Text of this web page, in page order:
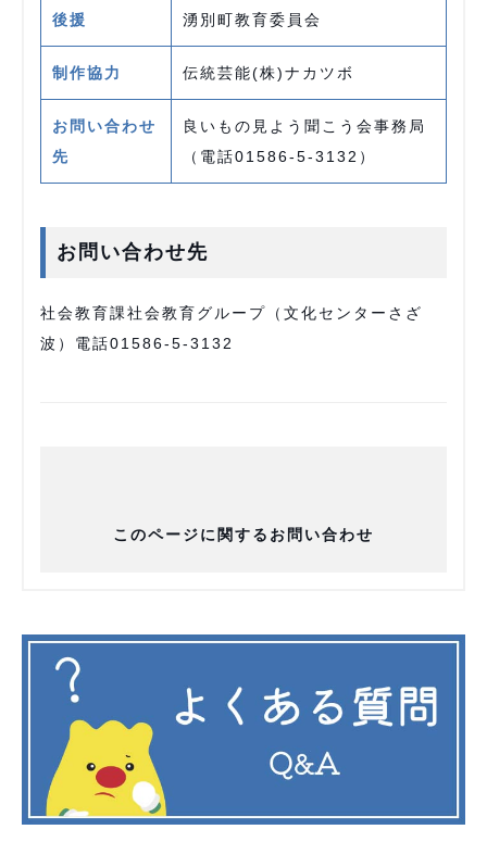
後援 湧別町教育委員会
制作協力 伝統芸能(株)ナカツボ
お問い合わせ
先
良いもの見よう聞こう会事務局
（電話01586-5-3132）
お問い合わせ先
社会教育課社会教育グループ（文化センターさざ
波）電話01586-5-3132
このページに関するお問い合わせ